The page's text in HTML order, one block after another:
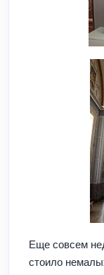
Еще совсем
стоило